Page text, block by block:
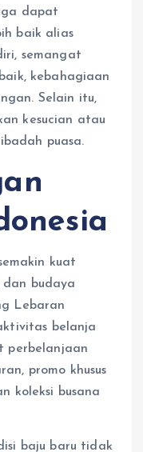
dapat
baik alias
semangat
kebahagiaan
Selain itu,
kesucian atau
puasa.
kuat
dan budaya
Lebaran
belanja
perbelanjaan
promo khusus
koleksi busana
baju baru tidak